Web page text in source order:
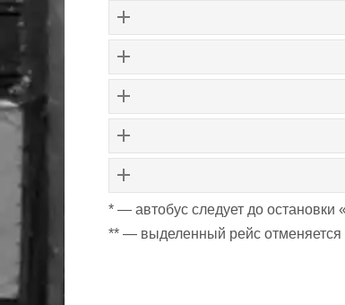
* — автобус следует до
** — выделенный рейс